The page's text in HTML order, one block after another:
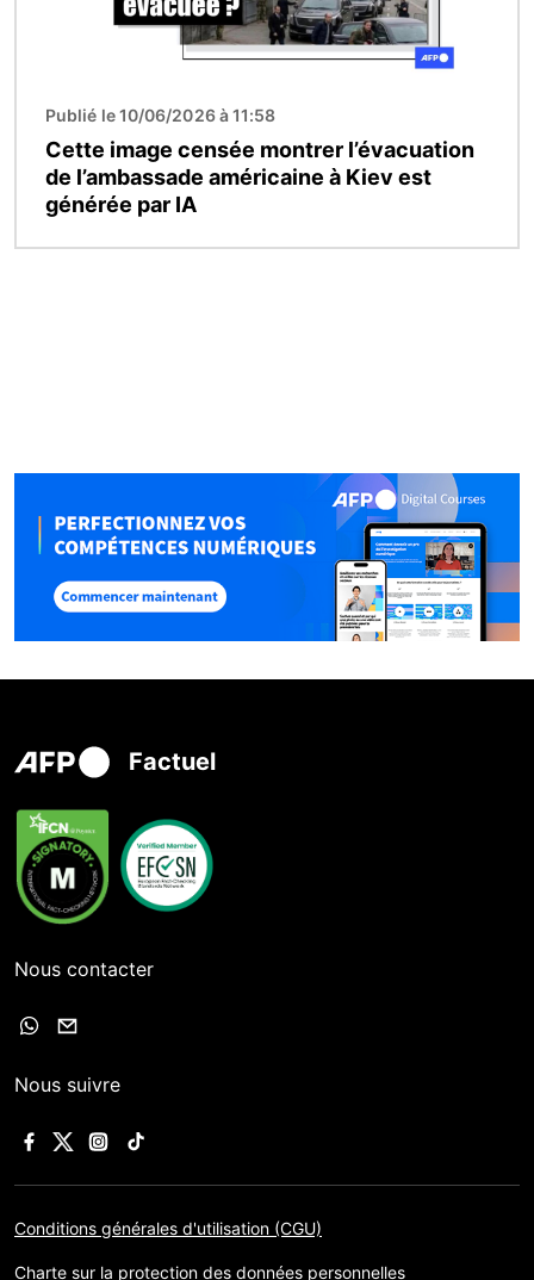
Publié le 10/06/2026 à 11:58
Cette image censée montrer l’évacuation
de l’ambassade américaine à Kiev est
générée par IA
Factuel
Nous contacter
Nous suivre
Conditions générales d'utilisation (CGU)
Charte sur la protection des données personnelles